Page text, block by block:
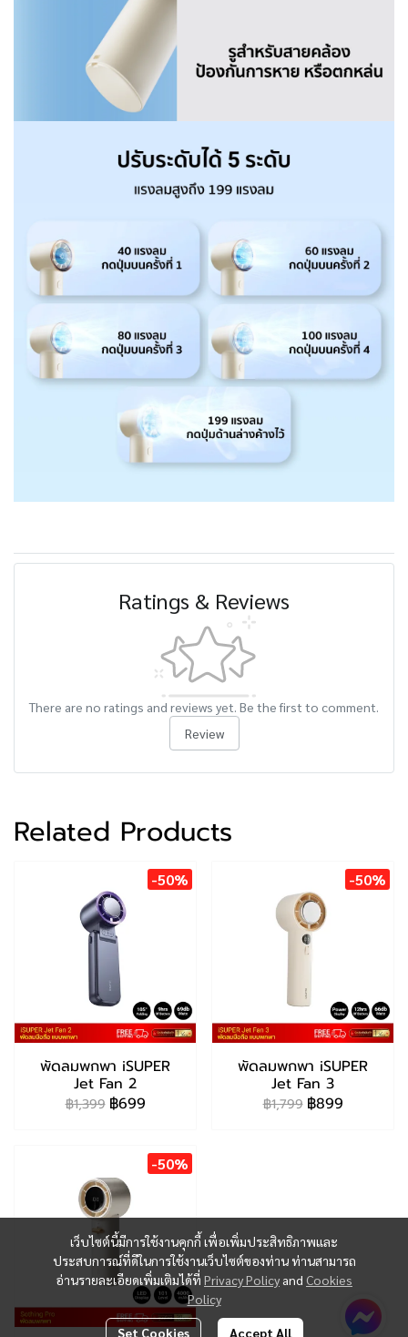
Ratings & Reviews
There are no ratings and reviews yet. Be the first to comment.
Review
Related Products
-50%
พัดลมพกพา iSUPER
Jet Fan 2
฿1,399 ฿699
-50%
พัดลมพกพา iSUPER
Jet Fan 3
฿1,799 ฿899
-50%
เว็บไซต์นี้มีการใช้งานคุกกี้ เพื่อเพิ่มประสิทธิภาพและ
ประสบการณ์ที่ดีในการใช้งานเว็บไซต์ของท่าน ท่านสามารถ
อ่านรายละเอียดเพิ่มเติมได้ที่ Privacy Policy and Cookies
Policy
Set Cookies Accept All